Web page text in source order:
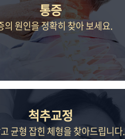
통증
의 원인을 정확히 찾아 보세요.
척추교정
균형 잡힌 체형을 찾아드립니다.